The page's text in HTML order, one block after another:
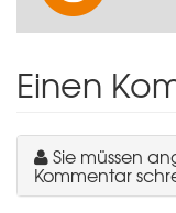
Einen
Sie müssen
Kommentar